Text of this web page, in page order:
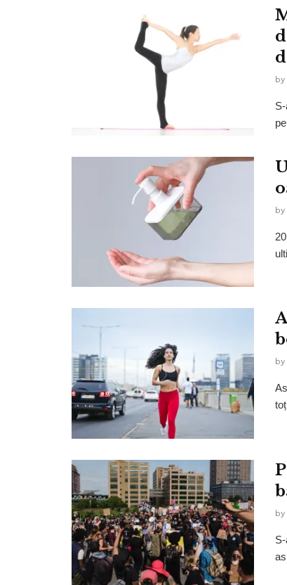
by
by
by
by